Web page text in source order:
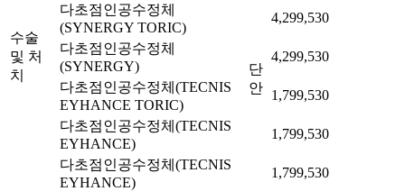
수술
및 처
치
단
안
다초점인공수정체
(SYNERGY TORIC)
4,299,530
다초점인공수정체
(SYNERGY)
4,299,530
다초점인공수정체(TECNIS
EYHANCE TORIC)
1,799,530
다초점인공수정체(TECNIS
EYHANCE)
1,799,530
다초점인공수정체(TECNIS
EYHANCE)
1,799,530